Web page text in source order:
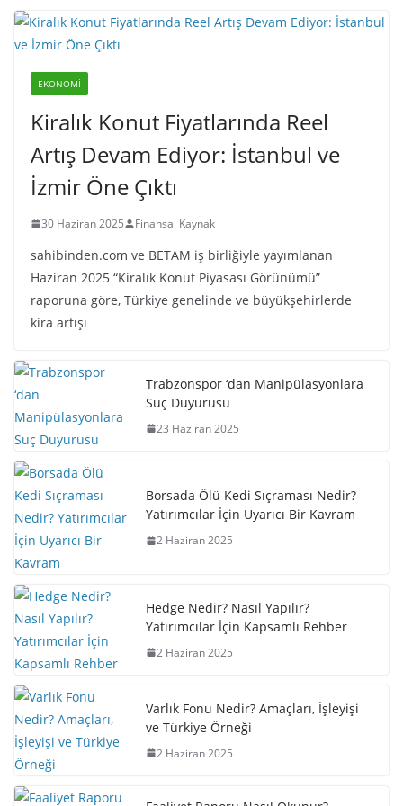
EKONOMI
Kiralık Konut Fiyatlarında Reel
Artış Devam Ediyor: İstanbul ve
İzmir Öne Çıktı
30 Haziran 2025 Finansal Kaynak
sahibinden.com ve BETAM iş birliğiyle yayımlanan
Haziran 2025 “Kiralık Konut Piyasası Görünümü”
raporuna göre, Türkiye genelinde ve büyükşehirlerde
kira artışı
Trabzonspor ‘dan Manipülasyonlara
Suç Duyurusu
23 Haziran 2025
Borsada Ölü Kedi Sıçraması Nedir?
Yatırımcılar İçin Uyarıcı Bir Kavram
2 Haziran 2025
Hedge Nedir? Nasıl Yapılır?
Yatırımcılar İçin Kapsamlı Rehber
2 Haziran 2025
Varlık Fonu Nedir? Amaçları, İşleyişi
ve Türkiye Örneği
2 Haziran 2025